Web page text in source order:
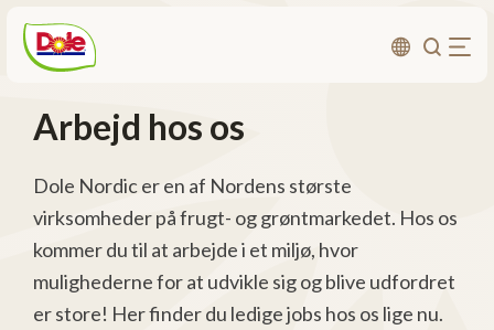
Om os
Bæredygtighed
Karriere
Produktområder
Investorer
Arbejd hos os
Dole Nordic er en af ​​Nordens største
virksomheder på frugt- og grøntmarkedet. Hos os
kommer du til at arbejde i et miljø, hvor
mulighederne for at udvikle sig og blive udfordret
er store! Her finder du ledige jobs hos os lige nu.